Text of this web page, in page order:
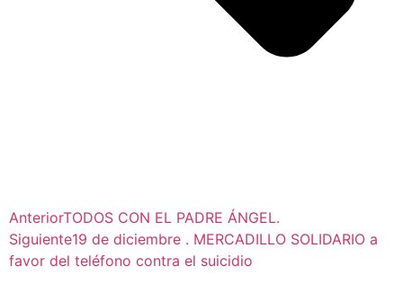
AnteriorTODOS CON EL PADRE ÁNGEL.
Siguiente19 de diciembre . MERCADILLO SOLIDARIO a
favor del teléfono contra el suicidio